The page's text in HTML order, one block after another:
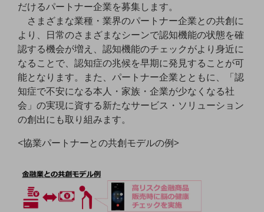
5Gデータプラス
データプラス
IoT向け回線料金
home5Gプラン
モバイルサービス
端末の一元管理
セキュリティ
お手続き
だけるパートナー企業を募集します。
さまざまな業種・業界のパートナー企業との共創に
より、日常のさまざまなシーンで認知機能の状態を確
認する機会が増え、認知機能のチェックがより身近に
なることで、認知症の兆候を早期に発見することが可
能となります。また、パートナー企業とともに、「認
知症で不安になる本人・家族・企業が少なくなる社
会」の実現に資する新たなサービス・ソリューション
の創出にも取り組みます。
<協業パートナーとの共創モデルの例>